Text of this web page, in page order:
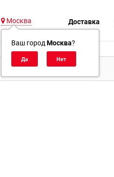
Москва
Ваш город Москва?
Доставка